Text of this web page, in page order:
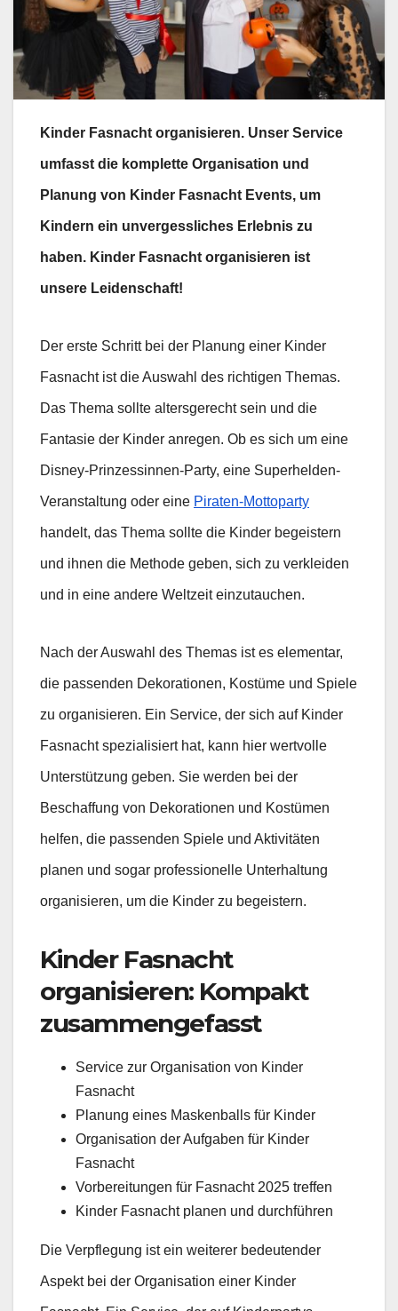
Kinder Fasnacht organisieren. Unser Service
umfasst die komplette Organisation und
Planung von Kinder Fasnacht Events, um
Kindern ein unvergessliches Erlebnis zu
haben. Kinder Fasnacht organisieren ist
unsere Leidenschaft!
Der erste Schritt bei der Planung einer Kinder
Fasnacht ist die Auswahl des richtigen Themas.
Das Thema sollte altersgerecht sein und die
Fantasie der Kinder anregen. Ob es sich um eine
Disney-Prinzessinnen-Party, eine Superhelden-
Veranstaltung oder eine Piraten-Mottoparty
handelt, das Thema sollte die Kinder begeistern
und ihnen die Methode geben, sich zu verkleiden
und in eine andere Weltzeit einzutauchen.
Nach der Auswahl des Themas ist es elementar,
die passenden Dekorationen, Kostüme und Spiele
zu organisieren. Ein Service, der sich auf Kinder
Fasnacht spezialisiert hat, kann hier wertvolle
Unterstützung geben. Sie werden bei der
Beschaffung von Dekorationen und Kostümen
helfen, die passenden Spiele und Aktivitäten
planen und sogar professionelle Unterhaltung
organisieren, um die Kinder zu begeistern.
Kinder Fasnacht
organisieren: Kompakt
zusammengefasst
Service zur Organisation von Kinder
Fasnacht
Planung eines Maskenballs für Kinder
Organisation der Aufgaben für Kinder
Fasnacht
Vorbereitungen für Fasnacht 2025 treffen
Kinder Fasnacht planen und durchführen
Die Verpflegung ist ein weiterer bedeutender
Aspekt bei der Organisation einer Kinder